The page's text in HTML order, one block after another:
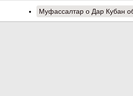
Муфассалтар о Дар Кубан